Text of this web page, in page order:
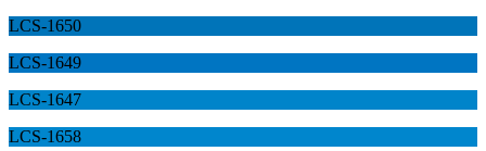
LCS-1650
LCS-1649
LCS-1647
LCS-1658